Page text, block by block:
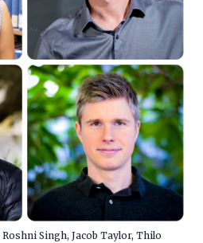
Singh, Jacob Taylor, Thilo